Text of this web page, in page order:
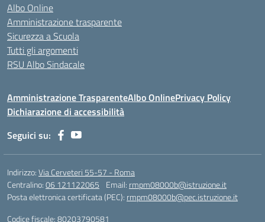
Albo Online
Amministrazione trasparente
Sicurezza a Scuola
Tutti gli argomenti
RSU Albo Sindacale
Amministrazione TrasparenteAlbo OnlinePrivacy Policy
Dichiarazione di accessibilità
Seguici su:
Indirizzo:Via Cerveteri 55-57 - Roma
Centralino:06 121122065 Email: rmpm08000b@istruzione.it
Posta elettronica certificata (PEC): rmpm08000b@pec.istruzione.it
Codice fiscale: 80203790581